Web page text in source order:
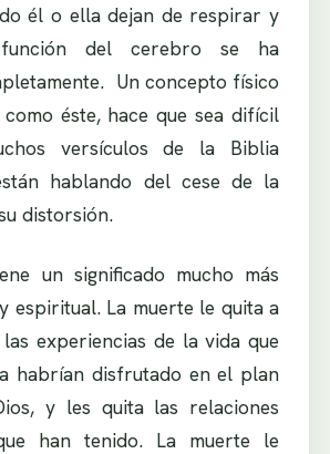
él o ella dejan de respirar y
del cerebro se ha
Un concepto físico
éste, hace que sea difícil
versículos de la Biblia
hablando del cese de la
distorsión.
un significado mucho más
espiritual. La muerte le quita a
experiencias de la vida que
habrían disfrutado en el plan
y les quita las relaciones
han tenido. La muerte le